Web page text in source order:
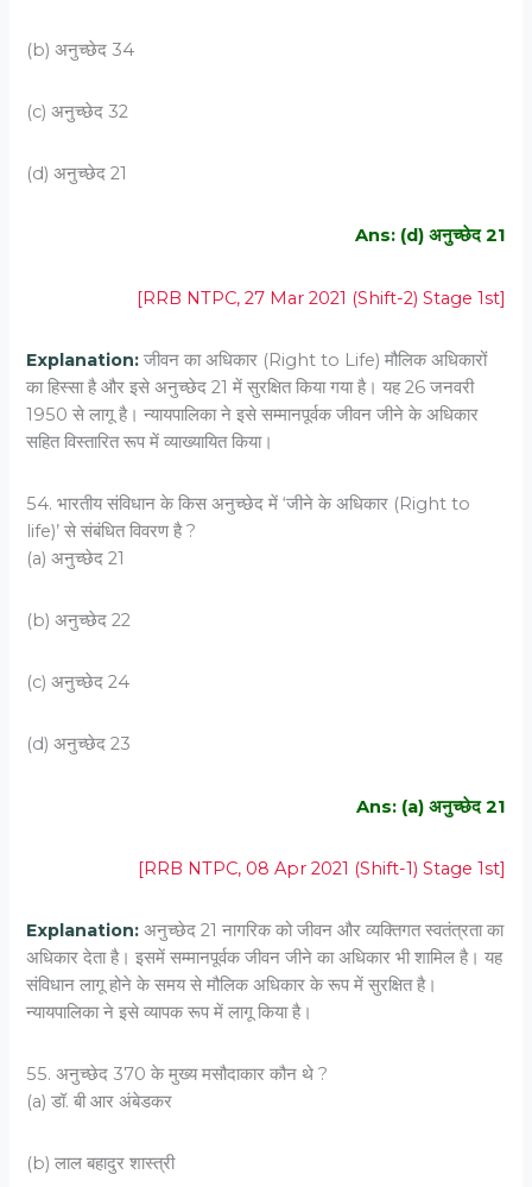
(b) अनुच्छेद 34
(c) अनुच्छेद 32
(d) अनुच्छेद 21
Ans: (d) अनुच्छेद 21
[RRB NTPC, 27 Mar 2021 (Shift-2) Stage 1st]
Explanation: जीवन का अधिकार (Right to Life) मौलिक अधिकारों
का हिस्सा है और इसे अनुच्छेद 21 में सुरक्षित किया गया है। यह 26 जनवरी
1950 से लागू है। न्यायपालिका ने इसे सम्मानपूर्वक जीवन जीने के अधिकार
सहित विस्तारित रूप में व्याख्यायित किया।
54. भारतीय संविधान के किस अनुच्छेद में ‘जीने के अधिकार (Right to
life)’ से संबंधित विवरण है ?
(a) अनुच्छेद 21
(b) अनुच्छेद 22
(c) अनुच्छेद 24
(d) अनुच्छेद 23
Ans: (a) अनुच्छेद 21
[RRB NTPC, 08 Apr 2021 (Shift-1) Stage 1st]
Explanation:अनुच्छेद 21 नागरिक को जीवन और व्यक्तिगत स्वतंत्रता का
अधिकार देता है। इसमें सम्मानपूर्वक जीवन जीने का अधिकार भी शामिल है। यह
संविधान लागू होने के समय से मौलिक अधिकार के रूप में सुरक्षित है।
न्यायपालिका ने इसे व्यापक रूप में लागू किया है।
55. अनुच्छेद 370 के मुख्य मसौदाकार कौन थे ?
(a) डॉ. बी आर अंबेडकर
(b) लाल बहादुर शास्त्री